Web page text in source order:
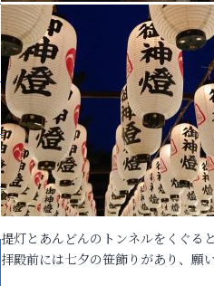
提灯とあんどんのトンネルをくぐる
拝殿前には七夕の笹飾りがあり、願